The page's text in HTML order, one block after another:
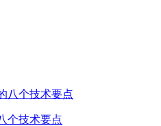
个技术要点